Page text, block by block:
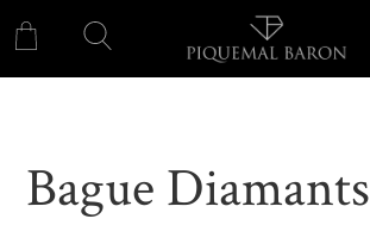
Bague Diamants